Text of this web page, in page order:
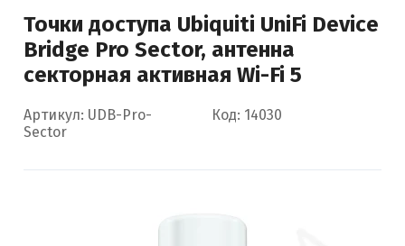
Точки доступа Ubiquiti UniFi Device
Bridge Pro Sector, антенна
секторная активная Wi-Fi 5
Артикул: UDB-Pro-
Sector
Код: 14030